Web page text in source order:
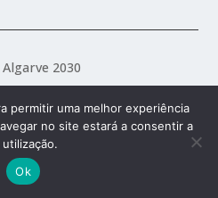
2030
Política de Privacidade
e Condições
permitir uma melhor experiência
no site estará a consentir a
utilização.
Ok